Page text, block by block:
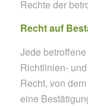
Rechte der
Recht auf
Jede
Richtlinien-
Recht, von
eine